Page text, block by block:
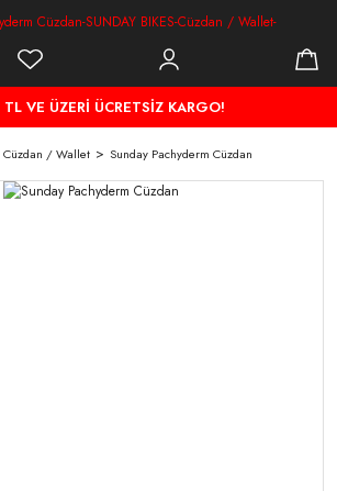
VE ÜZERİ ÜCRETSİZ KARGO!
Cüzdan / Wallet Sunday Pachyderm Cüzdan